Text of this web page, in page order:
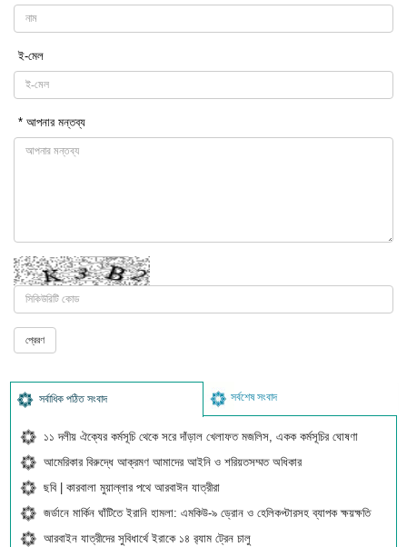
ই-মেল
* আপনার মন্তব্য
সর্বাধিক পঠিত সংবাদ সর্বশেষ সংবাদ
১১ দলীয় ঐক্যের কর্মসূচি থেকে সরে দাঁড়াল খেলাফত মজলিস, একক কর্মসূচির ঘোষণা
আমেরিকার বিরুদ্ধে আক্রমণ আমাদের আইনি ও শরিয়তসম্মত অধিকার
ছবি | কারবালা মুয়াল্লার পথে আরবাঈন যাত্রীরা
জর্ডানে মার্কিন ঘাঁটিতে ইরানি হামলা: এমকিউ-৯ ড্রোন ও হেলিকপ্টারসহ ব্যাপক ক্ষয়ক্ষতি
আরবাইন যাত্রীদের সুবিধার্থে ইরাকে ১৪ র‍্যাম ট্রেন চালু